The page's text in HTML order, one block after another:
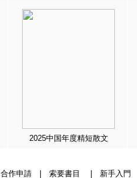
2025中国年度精短散文
合作申請| 索要書目 新手入門